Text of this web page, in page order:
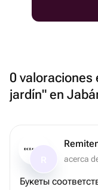
0 valoraciones
jardín" en
acerca
Букеты